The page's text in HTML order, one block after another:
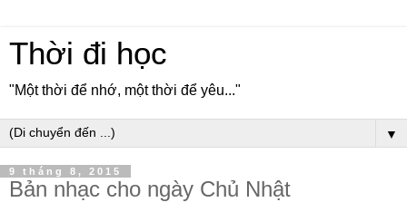
Thời đi học
"Một thời để nhớ, một thời để yêu..."
▼
9 tháng 8, 2015
Bản nhạc cho ngày Chủ Nhật